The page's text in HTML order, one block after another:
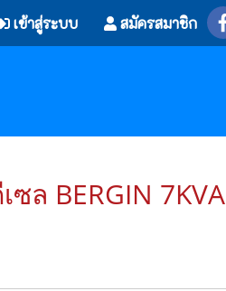
เข้าสู่ระบบ สมัครสมาชิก
ล BERGIN 7KVA